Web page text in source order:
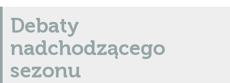
Debaty
nadchodzącego
sezonu